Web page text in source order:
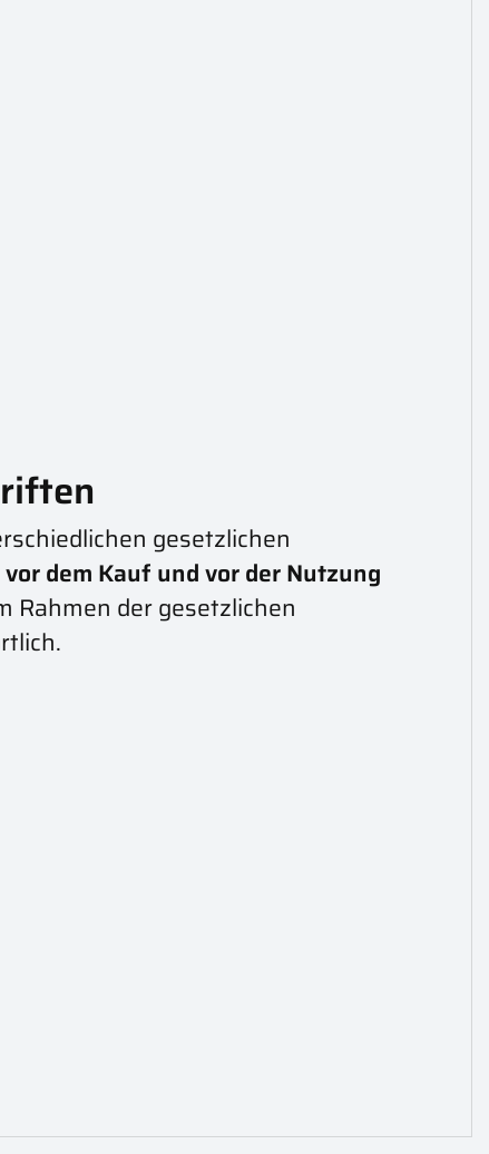
gesetzlichen
dem Kauf und vor der Nutzung
Rahmen der gesetzlichen